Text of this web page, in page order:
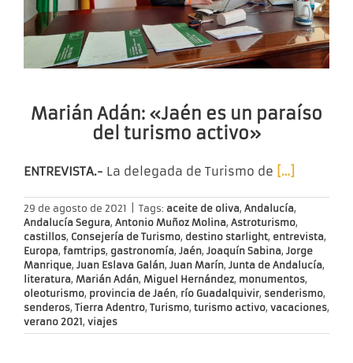
Marián Adán: «Jaén es un paraíso
del turismo activo»
ENTREVISTA.- La delegada de Turismo de […]
29 de agosto de 2021 Tags: aceite de oliva, Andalucía,
Andalucía Segura, Antonio Muñoz Molina, Astroturismo,
castillos, Consejería de Turismo, destino starlight, entrevista,
Europa, famtrips, gastronomía, Jaén, Joaquín Sabina, Jorge
Manrique, Juan Eslava Galán, Juan Marín, Junta de Andalucía,
literatura, Marián Adán, Miguel Hernández, monumentos,
oleoturismo, provincia de Jaén, río Guadalquivir, senderismo,
senderos, Tierra Adentro, Turismo, turismo activo, vacaciones,
verano 2021, viajes